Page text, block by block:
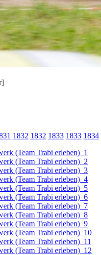
1832 1832 1833 1833 1834